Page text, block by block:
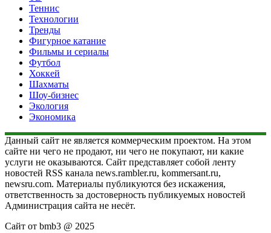
Теннис
Технологии
Тренды
Фигурное катание
Фильмы и сериалы
Футбол
Хоккей
Шахматы
Шоу-бизнес
Экология
Экономика
Данный сайт не является коммерческим проектом. На этом
сайте ни чего не продают, ни чего не покупают, ни какие
услуги не оказываются. Сайт представляет собой ленту
новостей RSS канала news.rambler.ru, kommersant.ru,
newsru.com. Материалы публикуются без искажения,
ответственность за достоверность публикуемых новостей
Администрация сайта не несёт.
Сайт от bmb3 @ 2025